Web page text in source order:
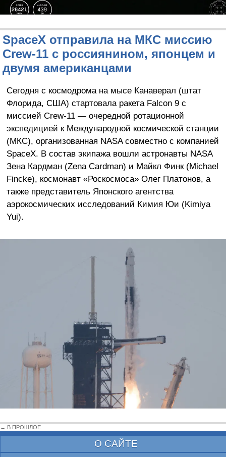
SpaceX отправила на МКС миссию
Crew-11 с россиянином, японцем и
двумя американцами
Сегодня с космодрома на мысе Канаверал (штат
Флорида, США) стартовала ракета Falcon 9 с
миссией Crew-11 — очередной ротационной
экспедицией к Международной космической станции
(МКС), организованная NASA совместно с компанией
SpaceX. В состав экипажа вошли астронавты NASA
Зена Кардман (Zena Cardman) и Майкл Финк (Michael
Fincke), космонавт «Роскосмоса» Олег Платонов, а
также представитель Японского агентства
аэрокосмических исследований Кимия Юи (Kimiya
Yui).
← В ПРОШЛОЕ
О САЙТЕ